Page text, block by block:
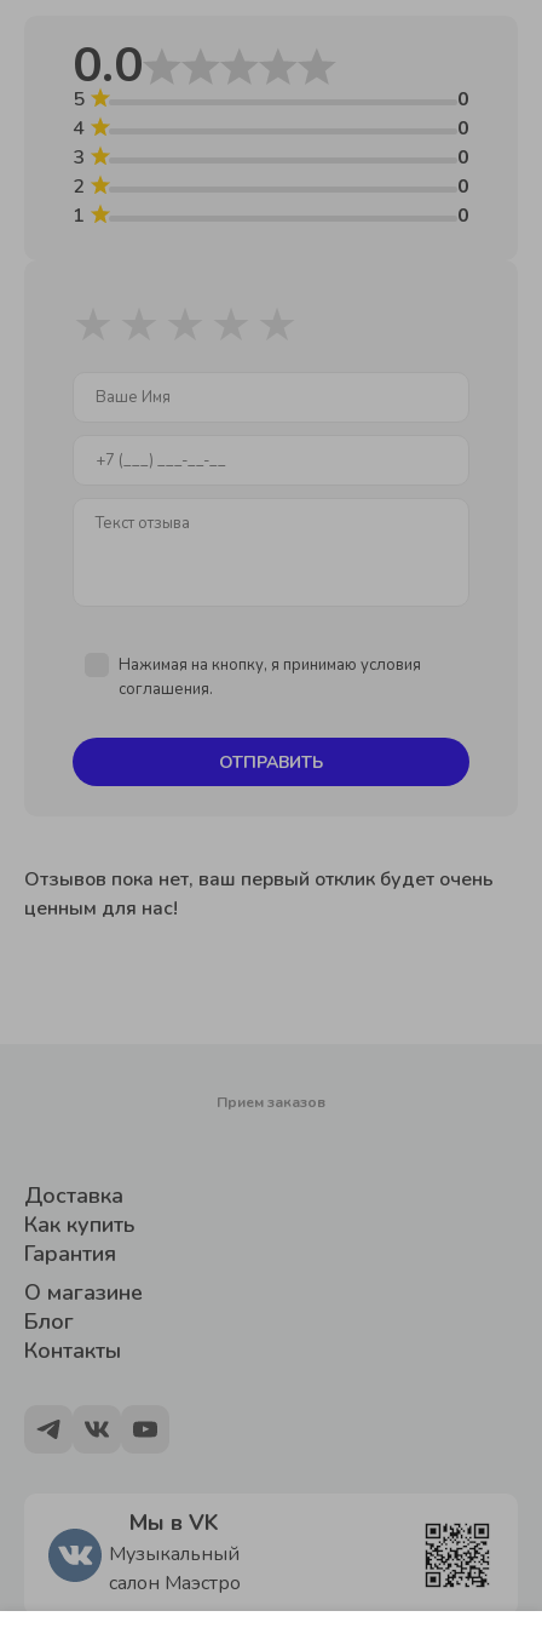
0.0
5
0
4
0
3
0
2
0
1
0
Нажимая на кнопку, я принимаю условия
соглашения.
ОТПРАВИТЬ
Отзывов пока нет, ваш первый отклик будет очень
ценным для нас!
Доставка
Как купить
Гарантия
О магазине
Блог
Контакты
Прием заказов
Мы в VK
Музыкальный
салон Маэстро